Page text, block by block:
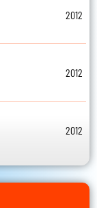
2012
2012
2012